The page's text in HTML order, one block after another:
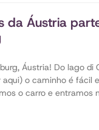
da Áustria
Áustria! Do lago di
o caminho é fácil
o carro e entramos